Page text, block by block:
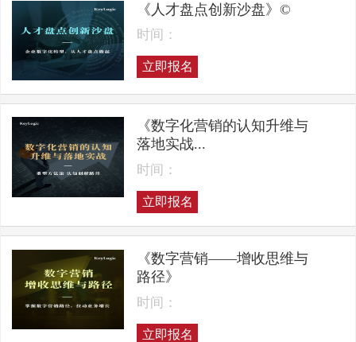
《人才盘点创新沙盘》©
时间：
立即报名
《数字化营销的认知升维与
落地实战...
时间：
立即报名
《数字营销——增收思维与
路径》
时间：
立即报名